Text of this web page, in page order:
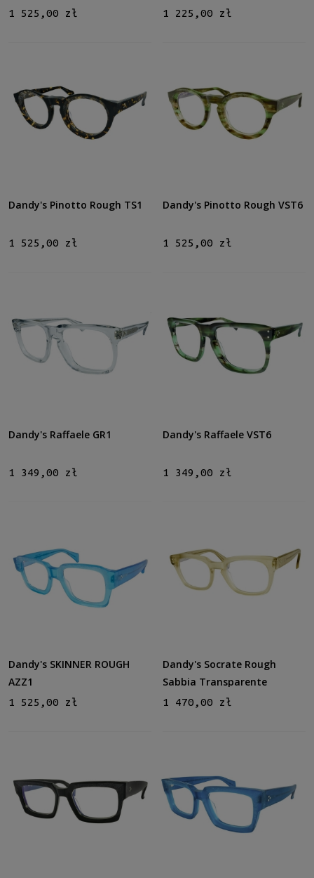
1 525,00 zł 1 225,00 zł
Dandy's Pinotto Rough TS1
1 525,00 zł
Dandy's Pinotto Rough VST6
1 525,00 zł
Dandy's Raffaele GR1
1 349,00 zł
Dandy's Raffaele VST6
1 349,00 zł
Dandy's SKINNER ROUGH
AZZ1
1 525,00 zł
Dandy's Socrate Rough
Sabbia Transparente
1 470,00 zł